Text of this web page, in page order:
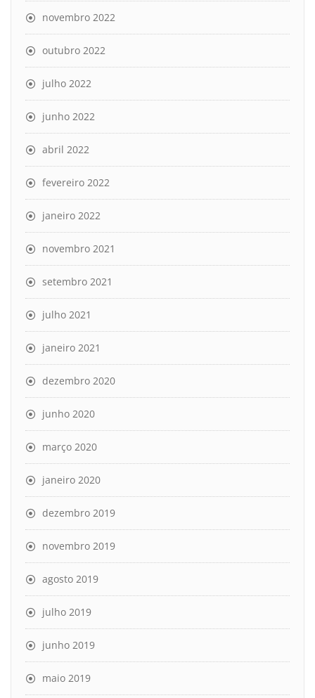
novembro 2022
outubro 2022
julho 2022
junho 2022
abril 2022
fevereiro 2022
janeiro 2022
novembro 2021
setembro 2021
julho 2021
janeiro 2021
dezembro 2020
junho 2020
março 2020
janeiro 2020
dezembro 2019
novembro 2019
agosto 2019
julho 2019
junho 2019
maio 2019